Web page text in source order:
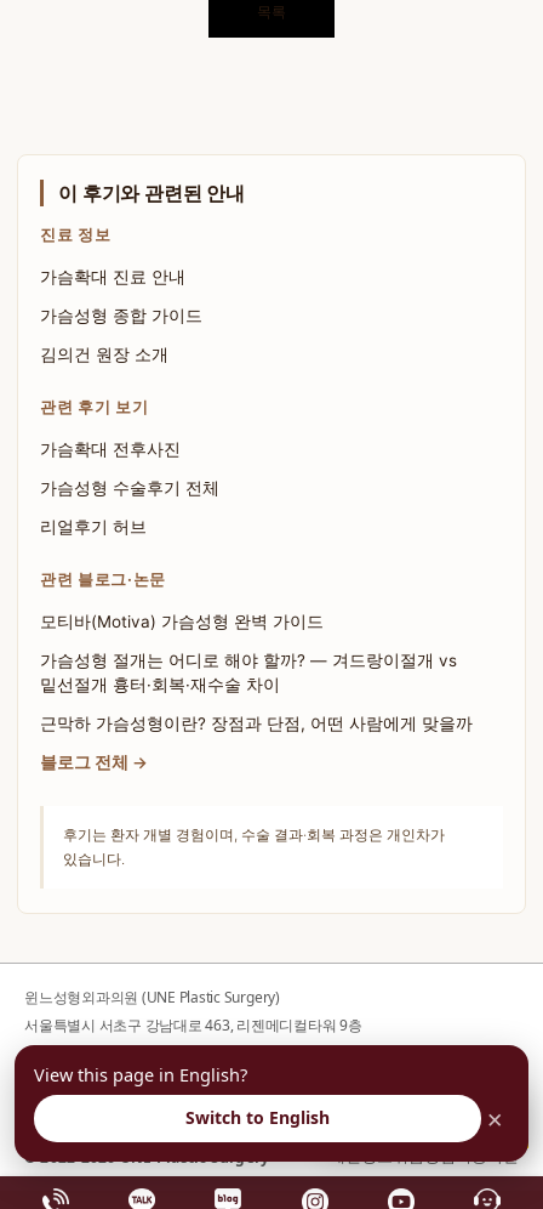
목록
이 후기와 관련된 안내
진료 정보
가슴확대 진료 안내
가슴성형 종합 가이드
김의건 원장 소개
관련 후기 보기
가슴확대 전후사진
가슴성형 수술후기 전체
리얼후기 허브
관련 블로그·논문
모티바(Motiva) 가슴성형 완벽 가이드
가슴성형 절개는 어디로 해야 할까? — 겨드랑이절개 vs
밑선절개 흉터·회복·재수술 차이
근막하 가슴성형이란? 장점과 단점, 어떤 사람에게 맞을까
블로그 전체 →
후기는 환자 개별 경험이며, 수술 결과·회복 과정은 개인차가
있습니다.
윈느성형외과의원 (UNE Plastic Surgery)
서울특별시 서초구 강남대로 463, 리젠메디컬타워 9층
사업자등록번호 176-44-00752
대표전화02-599-1888· 대표자 김의건
평일 10:00-19:00 / 토요일 10:00-16:00 / 일·공휴일 휴진
© 2022-2026 UNE Plastic Surgery 개인정보취급방침이용약관
View this page in English?
Switch to English ×
부담없이 상담예약